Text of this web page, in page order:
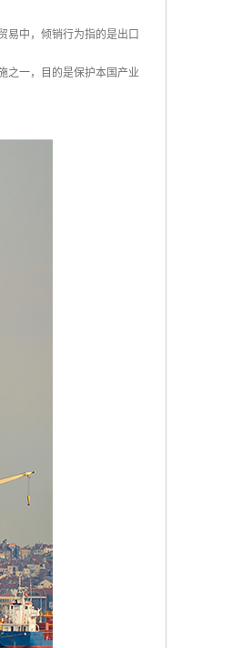
易中，倾销行为指的是出口
之一，目的是保护本国产业